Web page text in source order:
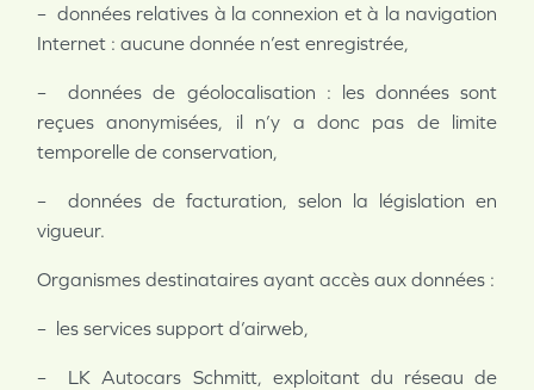
– données relatives à la connexion et à la navigation
Internet : aucune donnée n’est enregistrée,
– données de géolocalisation : les données sont
reçues anonymisées, il n’y a donc pas de limite
temporelle de conservation,
– données de facturation, selon la législation en
vigueur.
Organismes destinataires ayant accès aux données :
– les services support d’airweb,
– LK Autocars Schmitt, exploitant du réseau de